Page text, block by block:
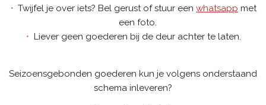
Twijfel je over iets? Bel gerust of stuur een whatsapp met
een foto.
Liever geen goederen bij de deur achter te laten.
Seizoensgebonden goederen kun je volgens onderstaand
schema inleveren?